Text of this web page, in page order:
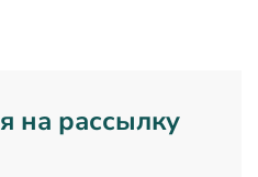
на рассылку